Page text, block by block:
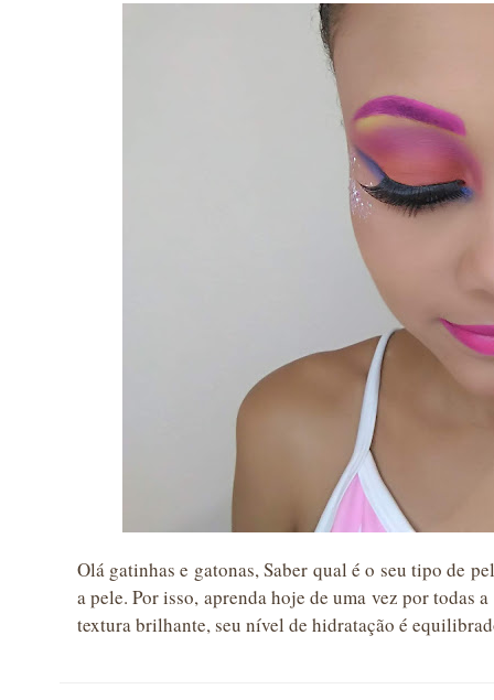
Olá gatinhas e gatonas, Saber qual é o seu tipo de
a pele. Por isso, aprenda hoje de uma vez por todas
textura brilhante, seu nível de hidratação é